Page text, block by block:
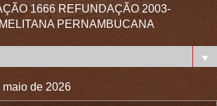
1666 REFUNDAÇÃO 2003-
PERNAMBUCANA
▼
maio de 2026